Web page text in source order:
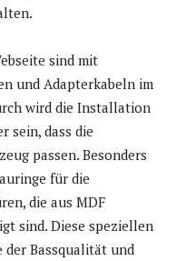
sind mit
und Adapterkabeln im
wird die Installation
sein, dass die
passen. Besonders
für die
die aus MDF
sind. Diese speziellen
der Bassqualität und